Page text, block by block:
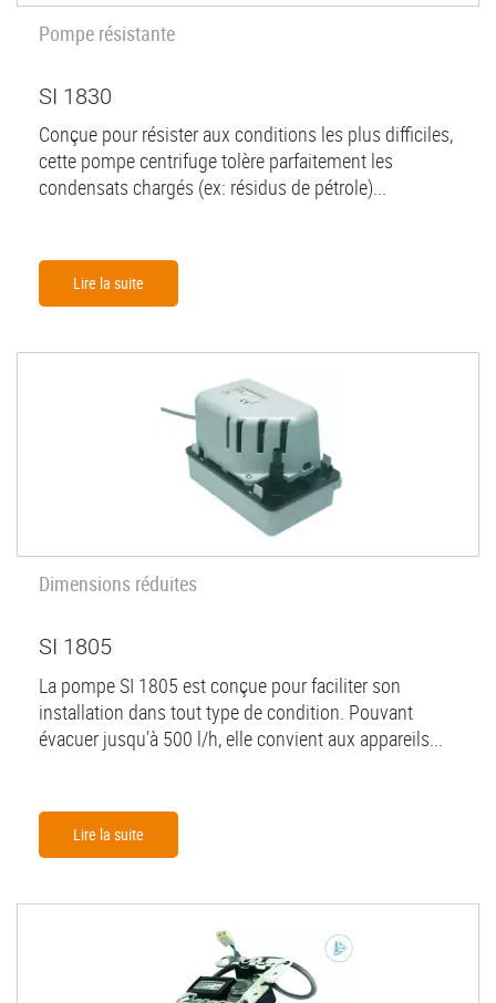
Pompe résistante
SI 1830
Conçue pour résister aux conditions les plus difficiles,
cette pompe centrifuge tolère parfaitement les
condensats chargés (ex: résidus de pétrole)...
Lire la suite
Dimensions réduites
SI 1805
La pompe SI 1805 est conçue pour faciliter son
installation dans tout type de condition. Pouvant
évacuer jusqu’à 500 l/h, elle convient aux appareils...
Lire la suite